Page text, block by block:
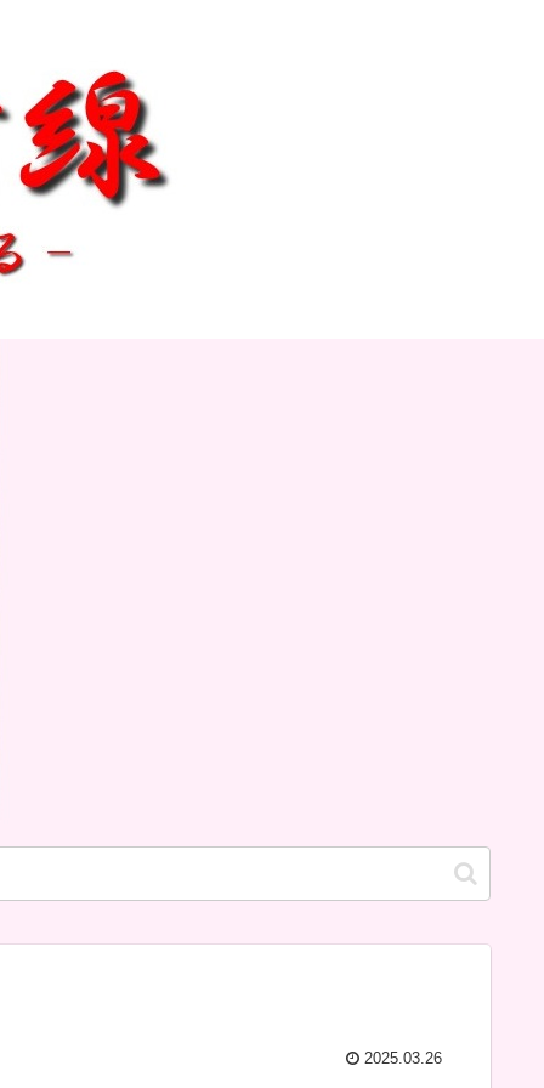
2025.03.26